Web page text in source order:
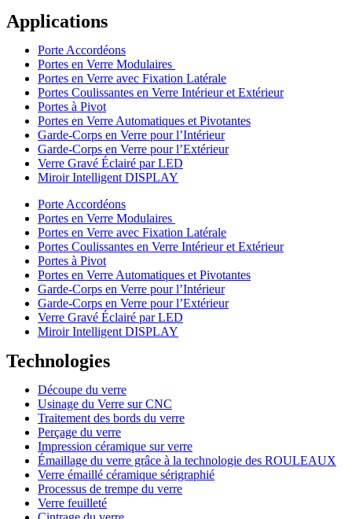
Applications
Porte Accordéons
Portes en Verre Modulaires
Portes en Verre avec Fixation Latérale
Portes Coulissantes en Verre Intérieur et Extérieur
Portes à Pivot
Portes en Verre Automatiques et Pivotantes
Garde-Corps en Verre pour l’Intérieur
Garde-Corps en Verre pour l’Extérieur
Verre Gravé Éclairé par LED
Miroir Intelligent DISPLAY
Porte Accordéons
Portes en Verre Modulaires
Portes en Verre avec Fixation Latérale
Portes Coulissantes en Verre Intérieur et Extérieur
Portes à Pivot
Portes en Verre Automatiques et Pivotantes
Garde-Corps en Verre pour l’Intérieur
Garde-Corps en Verre pour l’Extérieur
Verre Gravé Éclairé par LED
Miroir Intelligent DISPLAY
Technologies
Découpe du verre
Usinage du Verre sur CNC
Traitement des bords du verre
Perçage du verre
Impression céramique sur verre
Émaillage du verre grâce à la technologie des ROULEAUX
Verre émaillé céramique sérigraphié
Processus de trempe du verre
Verre feuilleté